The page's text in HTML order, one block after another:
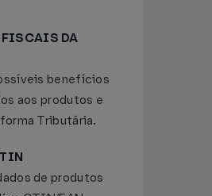
DA
benefícios
aos produtos e
Tributária.
de produtos